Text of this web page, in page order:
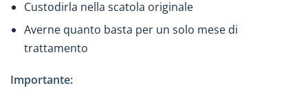
Custodirla nella scatola originale
Averne quanto basta per un solo mese di
trattamento
Importante: